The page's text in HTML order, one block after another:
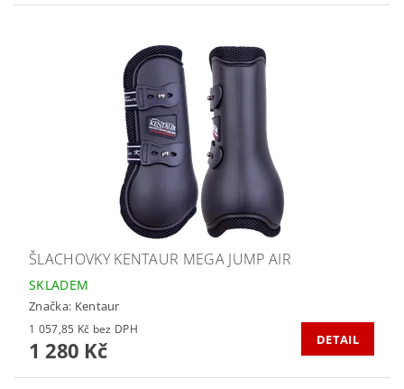
ŠLACHOVKY KENTAUR MEGA JUMP AIR
SKLADEM
Značka: Kentaur
1 057,85 Kč bez DPH
1 280 Kč DETAIL